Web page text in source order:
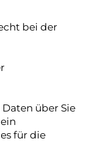
bei der
über Sie
für die